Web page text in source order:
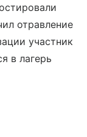
отравление
участник
в лагерь